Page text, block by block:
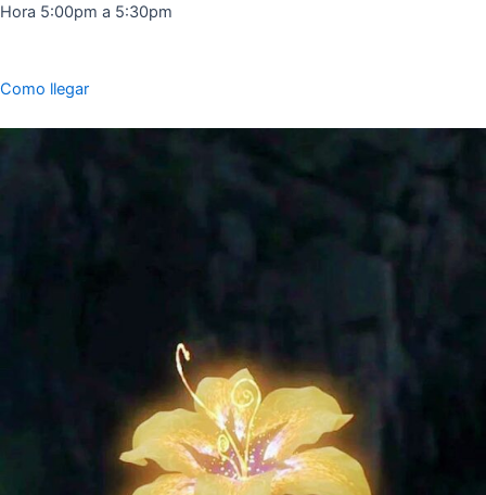
Hora 5:00pm a 5:30pm
Como llegar